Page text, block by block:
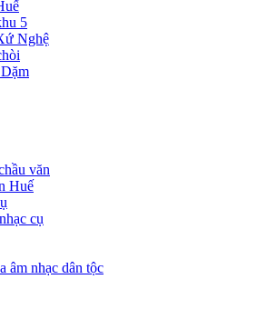
5
Nghệ
văn
Huế
cụ
âm nhạc dân tộc